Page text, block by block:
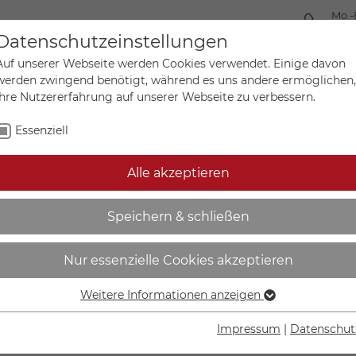
Mein
Sonderanfertigungen
bei Nässe oder
IN DEN
Lieferzeit
unserer Webseite werden Cookies verwendet. Einige davon
zwingend benötigt, während es uns andere ermöglichen,
Nutzererfahrung auf unserer Webseite zu verbessern.
Essenziell
Alle akzeptieren
Speichern & schließen
Nur essenzielle Cookies akzeptieren
Essenzielle Cookies werden für grundlegende Funktionen der
Weitere Informationen anzeigen
Impressum